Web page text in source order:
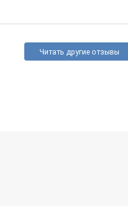
Читать другие отзывы